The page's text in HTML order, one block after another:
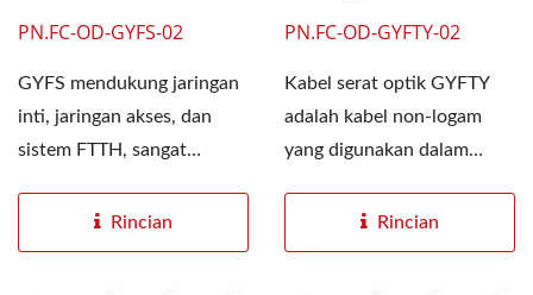
PN.FC-OD-GYFS-02
GYFS mendukung jaringan
inti, jaringan akses, dan
sistem FTTH, sangat
Rincian
PN.FC-OD-GYFTY-02
Kabel serat optik GYFTY
adalah kabel non-logam
yang digunakan dalam
antarmuka...Rincian